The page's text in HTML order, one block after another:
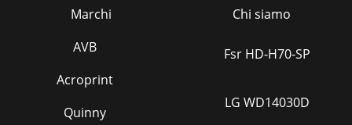
Marchi
Chi siamo
AVB
Acroprint
Quinny
Fsr HD-H70-SP
LG WD14030D